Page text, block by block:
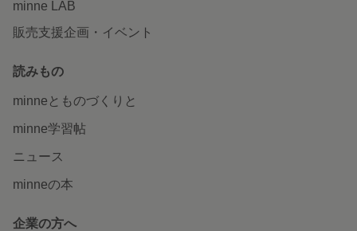
minne LAB
販売支援企画・イベント
読みもの
minneとものづくりと
minne学習帖
ニュース
minneの本
企業の方へ